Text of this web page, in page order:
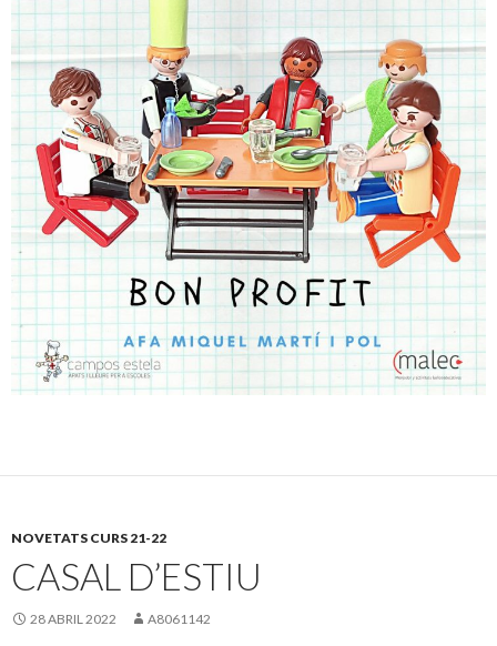
NOVETATS CURS 21-22
CASAL D’ESTIU
28 ABRIL 2022 A8061142